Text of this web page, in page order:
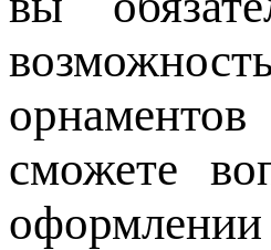
сможете
оформлении